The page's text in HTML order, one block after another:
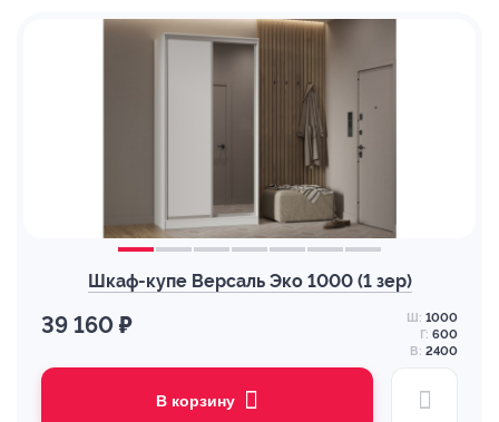
Шкаф-купе Версаль Эко 1000 (1 зер)
39 160 ₽ Ш: 1000
Г: 600
В: 2400
В корзину